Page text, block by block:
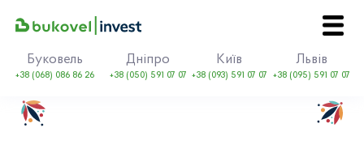
EN
Буковель
+38 (068) 086 86 26
Львів
+38 (095) 591 07 07
Київ
+38 (093) 591 07 07
Дніпро
+38 (050) 591 07 07